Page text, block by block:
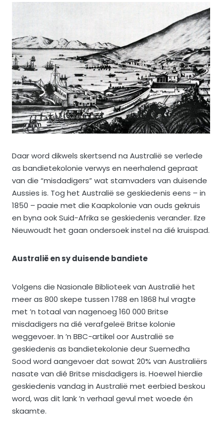
Daar word dikwels skertsend na Australië se verlede
as bandietekolonie verwys en neerhalend gepraat
van die “misdadigers” wat stamvaders van duisende
Aussies is. Tog het Australië se geskiedenis eens – in
1850 – paaie met die Kaapkolonie van ouds gekruis
en byna ook Suid-Afrika se geskiedenis verander. Ilze
Nieuwoudt het gaan ondersoek instel na dié kruispad.
Australië en sy duisende bandiete
Volgens die Nasionale Biblioteek van Australië het
meer as 800 skepe tussen 1788 en 1868 hul vragte
met ’n totaal van nagenoeg 160 000 Britse
misdadigers na dié verafgeleë Britse kolonie
weggevoer. In ’n BBC-artikel oor Australië se
geskiedenis as bandietekolonie deur Suemedha
Sood word aangevoer dat sowat 20% van Australiërs
nasate van dié Britse misdadigers is. Hoewel hierdie
geskiedenis vandag in Australië met eerbied beskou
word, was dit lank ’n verhaal gevul met woede én
skaamte.